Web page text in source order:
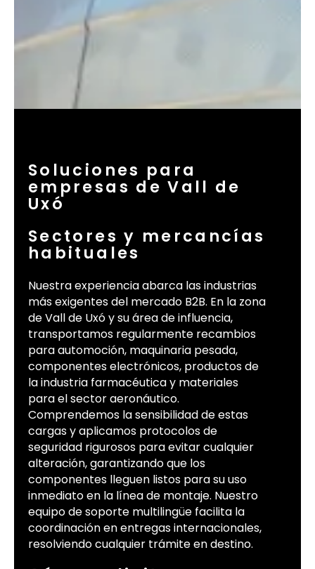
Soluciones para
empresas de Vall de
Uxó
Sectores y mercancías
habituales
Nuestra experiencia abarca las industrias
más exigentes del mercado B2B. En la zona
de Vall de Uxó y su área de influencia,
transportamos regularmente recambios
para automoción, maquinaria pesada,
componentes electrónicos, productos de
la industria farmacéutica y materiales
para el sector aeronáutico.
Comprendemos la sensibilidad de estas
cargas y aplicamos protocolos de
seguridad rigurosos para evitar cualquier
alteración, garantizando que los
componentes lleguen listos para su uso
inmediato en la línea de montaje. Nuestro
equipo de soporte multilingüe facilita la
coordinación en entregas internacionales,
resolviendo cualquier trámite en destino.